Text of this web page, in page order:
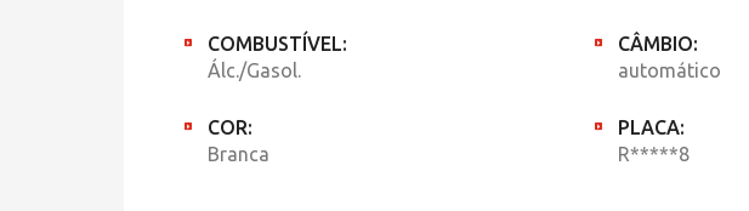
COMBUSTÍVEL:
Álc./Gasol.
CÂMBIO:
automático
COR:
Branca
PLACA:
R*****8